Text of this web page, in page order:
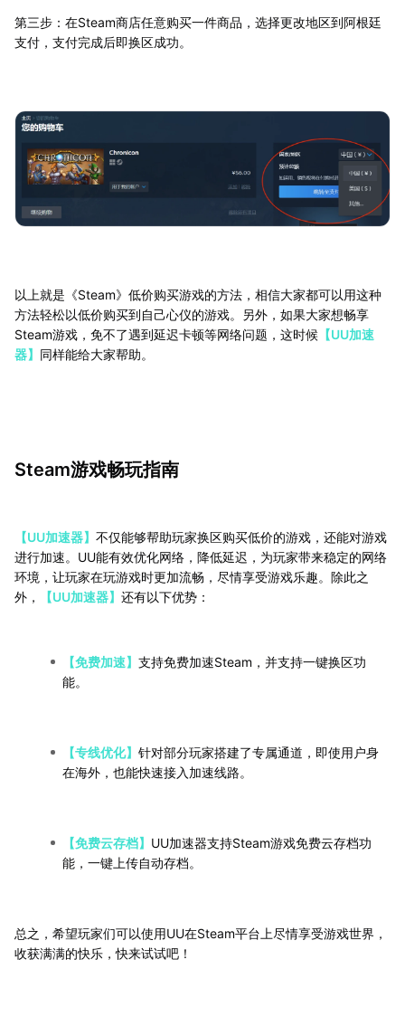
第三步：在Steam商店任意购买一件商品，选择更改地区到阿根廷
支付，支付完成后即换区成功。
以上就是《Steam》低价购买游戏的方法，相信大家都可以用这种
方法轻松以低价购买到自己心仪的游戏。另外，如果大家想畅享
Steam游戏，免不了遇到延迟卡顿等网络问题，这时候 【UU加速
器】 同样能给大家帮助。
Steam游戏畅玩指南
【UU加速器】 不仅能够帮助玩家换区购买低价的游戏，还能对游戏
进行加速。UU能有效优化网络，降低延迟，为玩家带来稳定的网络
环境，让玩家在玩游戏时更加流畅，尽情享受游戏乐趣。除此之
外，
【UU加速器】 还有以下优势：
【免费加速】 支持免费加速Steam，并支持一键换区功
能。
【专线优化】 针对部分玩家搭建了专属通道，即使用户身
在海外，也能快速接入加速线路。
【免费云存档】 UU加速器支持Steam游戏免费云存档功
能，一键上传自动存档。
总之，希望玩家们可以使用UU在Steam平台上尽情享受游戏世界，
收获满满的快乐，快来试试吧！